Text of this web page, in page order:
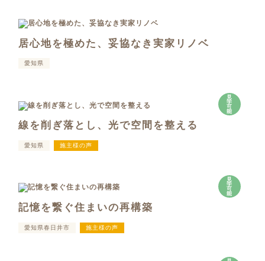
居心地を極めた、妥協なき実家リノベ
愛知県
見
学
可
能
線を削ぎ落とし、光で空間を整える
愛知県 施主様の声
見
学
可
能
記憶を繋ぐ住まいの再構築
愛知県春日井市 施主様の声